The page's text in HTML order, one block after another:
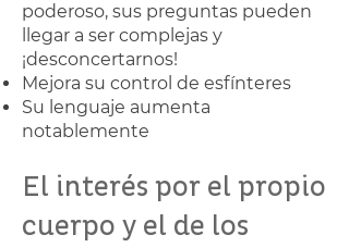
poderoso, sus preguntas pueden
llegar a ser complejas y
¡desconcertarnos!
Mejora su control de esfínteres
Su lenguaje aumenta
notablemente
El interés por el propio
cuerpo y el de los